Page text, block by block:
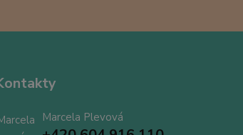
Marcela Plevová